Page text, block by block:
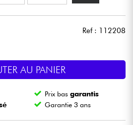
Ref : 112208
AU PANIER
Prix basgarantis
Garantie 3 ans